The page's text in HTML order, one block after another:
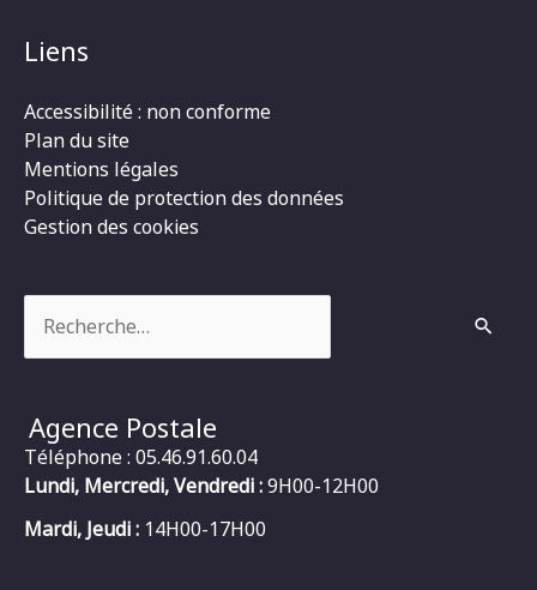
Liens
Accessibilité : non conforme
Plan du site
Mentions légales
Politique de protection des données
Gestion des cookies
Agence Postale
Téléphone : 05.46.91.60.04
Lundi, Mercredi, Vendredi :9H00-12H00
Mardi, Jeudi : 14H00-17H00